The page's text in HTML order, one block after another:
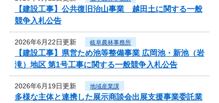
【建設工事】公共復旧治山事業 越田土に関する一般
競争入札公告
2026年6月22日更新 岐阜農林事務所
【建設工事】県営ため池等整備事業 広岡池・新池（岩
滝）地区 第1号工事に関する一般競争入札公告
2026年6月19日更新 地域産業課
多様な主体と連携した展示商談会出展支援事業委託業